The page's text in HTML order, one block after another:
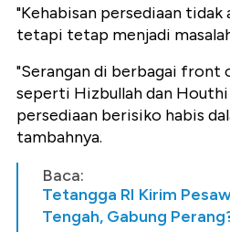
"Kehabisan persediaan tidak
tetapi tetap menjadi
"Serangan di berbagai front
seperti Hizbullah dan
persediaan berisiko habis
tambahnya.
Baca:
Tetangga RI Kirim
Tengah, Gabung